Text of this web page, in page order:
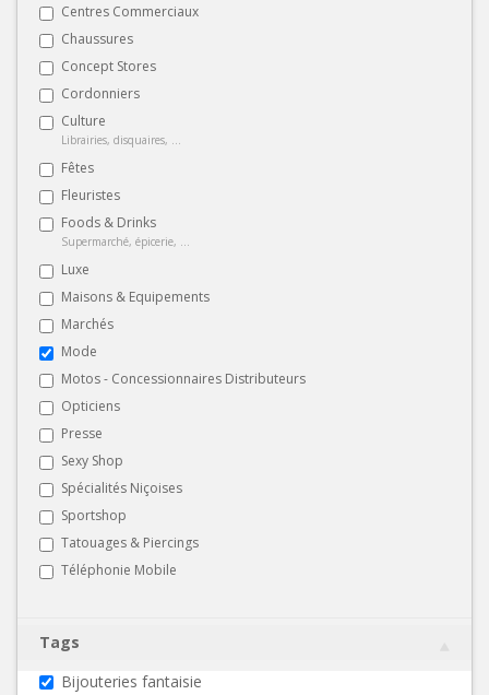
Centres Commerciaux
Chaussures
Concept Stores
Cordonniers
Culture
Librairies, disquaires, ...
Fêtes
Fleuristes
Foods & Drinks
Supermarché, épicerie, ...
Luxe
Maisons & Equipements
Marchés
Mode
Motos - Concessionnaires Distributeurs
Opticiens
Presse
Sexy Shop
Spécialités Niçoises
Sportshop
Tatouages & Piercings
Téléphonie Mobile
Tags
Bijouteries fantaisie